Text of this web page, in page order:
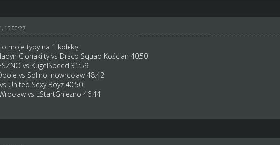
15:00:27
moje typy na 1 kolekę:
Clonakilty vs Draco Squad Kościan 40:50
vs KugelSpeed 31:59
vs Solino Inowrocław 48:42
United Sexy Boyz 40:50
vs LStartGniezno 46:44